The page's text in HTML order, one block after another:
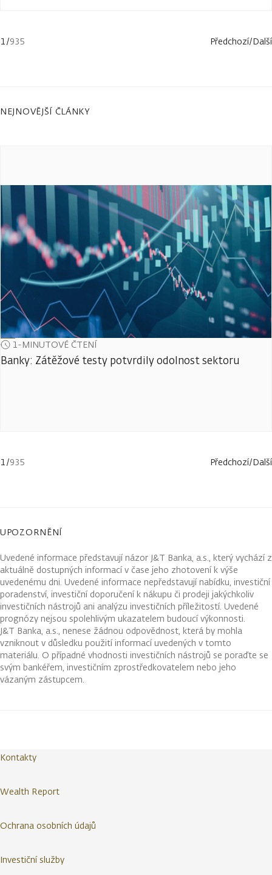
1/935 Předchozí/Další
NEJNOVĚJŠÍ ČLÁNKY
1-MINUTOVÉ ČTENÍ
Banky: Zátěžové testy potvrdily odolnost sektoru
1/935 Předchozí/Další
UPOZORNĚNÍ
Uvedené informace představují názor J&T Banka, a.s., který vychází z
aktuálně dostupných informací v čase jeho zhotovení k výše
uvedenému dni. Uvedené informace nepředstavují nabídku, investiční
poradenství, investiční doporučení k nákupu či prodeji jakýchkoliv
investičních nástrojů ani analýzu investičních příležitostí. Uvedené
prognózy nejsou spolehlivým ukazatelem budoucí výkonnosti.
J&T Banka, a.s., nenese žádnou odpovědnost, která by mohla
vzniknout v důsledku použití informací uvedených v tomto
materiálu. O případné vhodnosti investičních nástrojů se poraďte se
svým bankéřem, investičním zprostředkovatelem nebo jeho
vázaným zástupcem.
Kontakty
Wealth Report
Ochrana osobních údajů
Investiční služby